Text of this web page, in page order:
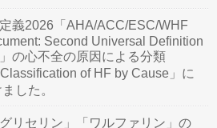
義2026「AHA/ACC/ESC/WHF
Second Universal Definition
の心不全の原因による分類
of HF by Cause」に
した。
リセリン」「ワルファリン」の